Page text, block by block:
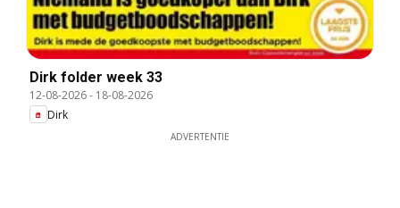
Dirk folder week 33
12-08-2026- 18-08-2026
Dirk
ADVERTENTIE